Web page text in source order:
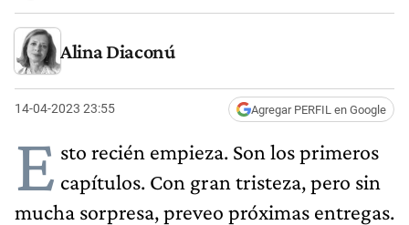
Alina Diaconú
14-04-2023 23:55 Agregar PERFIL en Google
E sto recién empieza. Son los primeros
capítulos. Con gran tristeza, pero sin
mucha sorpresa, preveo próximas entregas.